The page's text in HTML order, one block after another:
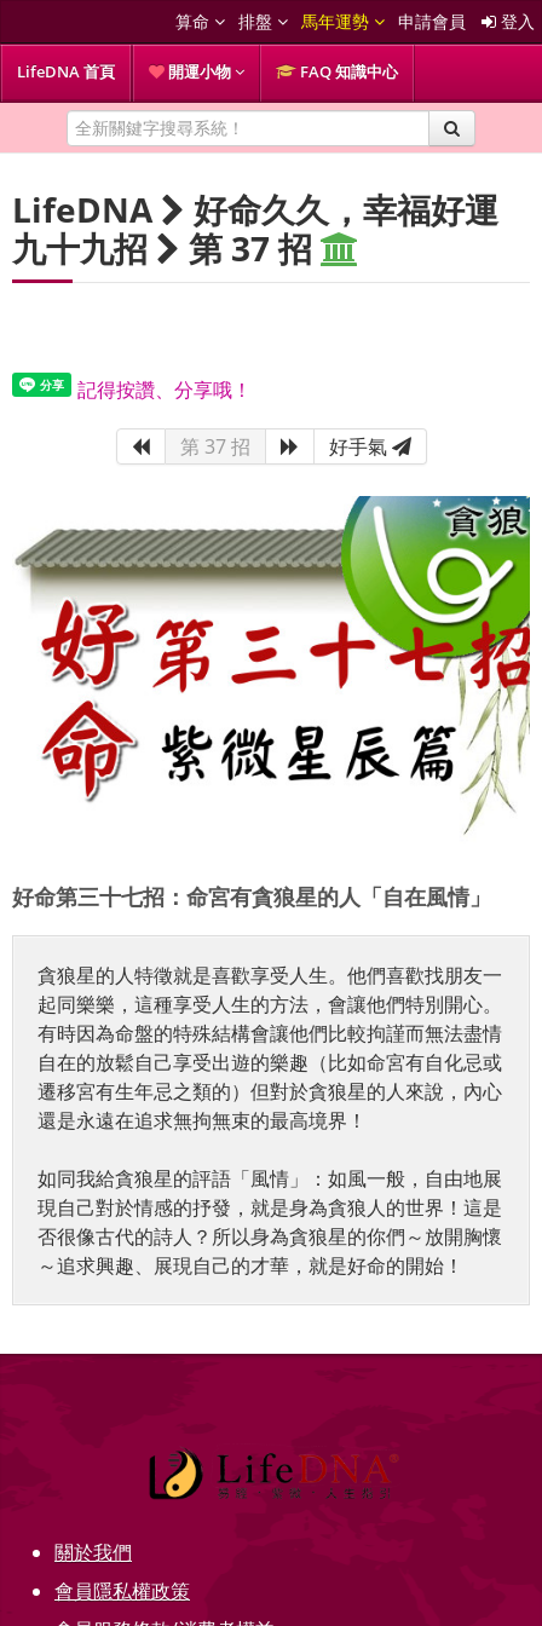
算命 排盤 馬年運勢 申請會員 登入
LifeDNA 首頁 開運小物 FAQ 知識中心
LifeDNA
好命久久，幸福好運
九十九招
第 37 招
記得按讚、分享哦！
第 37 招 好手氣
好命第三十七招：命宮有貪狼星的人「自在風情」
貪狼星的人特徵就是喜歡享受人生。他們喜歡找朋友一
起同樂樂，這種享受人生的方法，會讓他們特別開心。
有時因為命盤的特殊結構會讓他們比較拘謹而無法盡情
自在的放鬆自己享受出遊的樂趣（比如命宮有自化忌或
遷移宮有生年忌之類的）但對於貪狼星的人來說，內心
還是永遠在追求無拘無束的最高境界！
如同我給貪狼星的評語「風情」：如風一般，自由地展
現自己對於情感的抒發，就是身為貪狼人的世界！這是
否很像古代的詩人？所以身為貪狼星的你們～放開胸懷
～追求興趣、展現自己的才華，就是好命的開始！
關於我們
會員隱私權政策